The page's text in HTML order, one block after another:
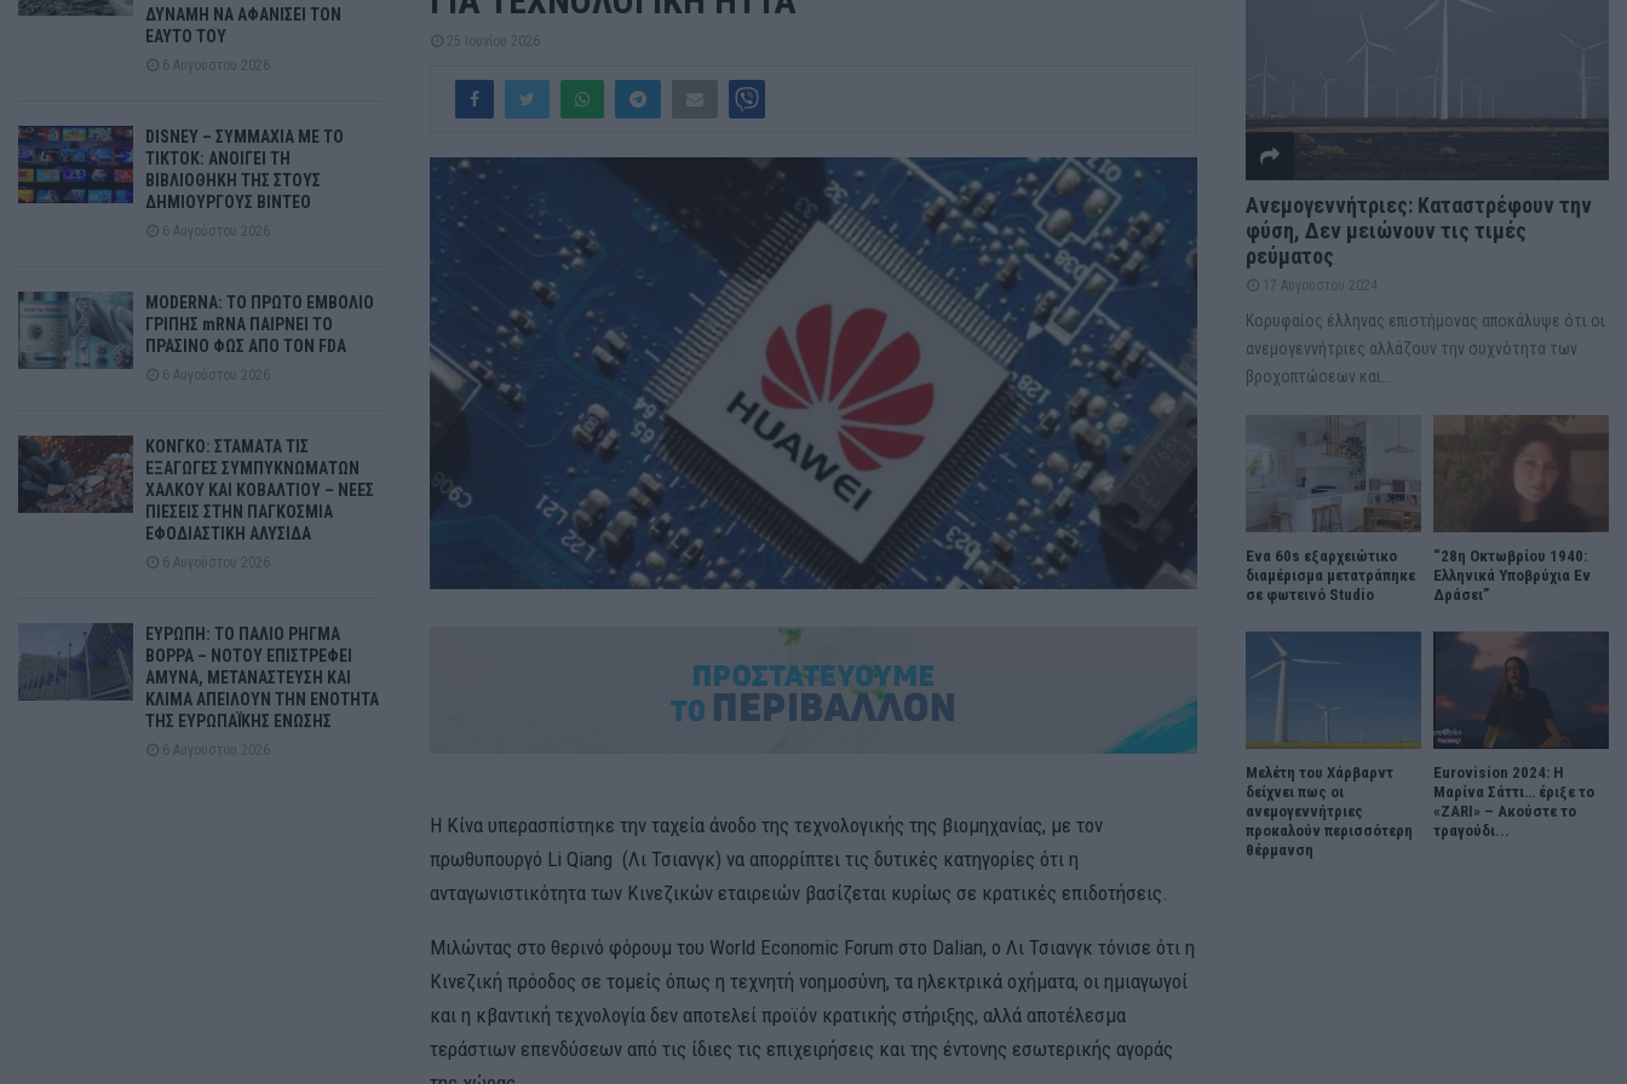
25 Ιουνίου 2026
Η Κίνα υπερασπίστηκε την ταχεία άνοδο της τεχνολογικής της βιομηχανίας, με τον
πρωθυπουργό Li Qiang (Λι Τσιανγκ) να απορρίπτει τις δυτικές κατηγορίες ότι η
ανταγωνιστικότητα των Κινεζικών εταιρειών βασίζεται κυρίως σε κρατικές επιδοτήσεις.
Μιλώντας στο θερινό φόρουμ του World Economic Forum στο Dalian, ο Λι Τσιανγκ τόνισε ότι η
Κινεζική πρόοδος σε τομείς όπως η τεχνητή νοημοσύνη, τα ηλεκτρικά οχήματα, οι ημιαγωγοί
και η κβαντική τεχνολογία δεν αποτελεί προϊόν κρατικής στήριξης, αλλά αποτέλεσμα
τεράστιων επενδύσεων από τις ίδιες τις επιχειρήσεις και της έντονης εσωτερικής αγοράς
ΔΥΝΑΜΗ ΝΑ ΑΦΑΝΙΣΕΙ ΤΟΝ
ΕΑΥΤΟ ΤΟΥ
6 Αυγούστου 2026
DISNEY – ΣΥΜΜΑΧΙΑ ΜΕ ΤΟ
TIKTOK: ΑΝΟΙΓΕΙ ΤΗ
ΒΙΒΛΙΟΘΗΚΗ ΤΗΣ ΣΤΟΥΣ
ΔΗΜΙΟΥΡΓΟΥΣ ΒΙΝΤΕΟ
6 Αυγούστου 2026
MODERNA: ΤΟ ΠΡΩΤΟ ΕΜΒΟΛΙΟ
ΓΡΙΠΗΣ mRNA ΠΑΙΡΝΕΙ ΤΟ
ΠΡΑΣΙΝΟ ΦΩΣ ΑΠΟ ΤΟΝ FDA
6 Αυγούστου 2026
ΚΟΝΓΚΟ: ΣΤΑΜΑΤΑ ΤΙΣ
ΕΞΑΓΩΓΕΣ ΣΥΜΠΥΚΝΩΜΑΤΩΝ
ΧΑΛΚΟΥ ΚΑΙ ΚΟΒΑΛΤΙΟΥ – ΝΕΕΣ
ΠΙΕΣΕΙΣ ΣΤΗΝ ΠΑΓΚΟΣΜΙΑ
ΕΦΟΔΙΑΣΤΙΚΗ ΑΛΥΣΙΔΑ
6 Αυγούστου 2026
ΕΥΡΩΠΗ: ΤΟ ΠΑΛΙΟ ΡΗΓΜΑ
ΒΟΡΡΑ – ΝΟΤΟΥ ΕΠΙΣΤΡΕΦΕΙ
ΑΜΥΝΑ, ΜΕΤΑΝΑΣΤΕΥΣΗ ΚΑΙ
ΚΛΙΜΑ ΑΠΕΙΛΟΥΝ ΤΗΝ ΕΝΟΤΗΤΑ
ΤΗΣ ΕΥΡΩΠΑΪΚΗΣ ΕΝΩΣΗΣ
6 Αυγούστου 2026
Ανεμογεννήτριες: Καταστρέφουν την
φύση, Δεν μειώνουν τις τιμές
ρεύματος
17 Αυγούστου 2024
Κορυφαίος έλληνας επιστήμονας αποκάλυψε ότι οι
ανεμογεννήτριες αλλάζουν την συχνότητα των
βροχοπτώσεων και...
Ένα 60s εξαρχειώτικο
διαμέρισμα μετατράπηκε
σε φωτεινό Studio
“28η Οκτωβρίου 1940:
Ελληνικά Υποβρύχια Εν
Δράσει”
Μελέτη του Χάρβαρντ
δείχνει πως οι
ανεμογεννήτριες
προκαλούν περισσότερη
θέρμανση
Eurovision 2024: Η
Μαρίνα Σάττι… έριξε το
«ZARI» – Ακούστε το
τραγούδι...